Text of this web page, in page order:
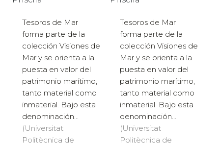
Tesoros de Mar
forma parte de la
colección Visiones de
Mar y se orienta a la
puesta en valor del
patrimonio marítimo,
tanto material como
inmaterial. Bajo esta
denominación...
(Universitat
Politècnica de
Tesoros de Mar
forma parte de la
colección Visiones de
Mar y se orienta a la
puesta en valor del
patrimonio marítimo,
tanto material como
inmaterial. Bajo esta
denominación...
(Universitat
Politècnica de